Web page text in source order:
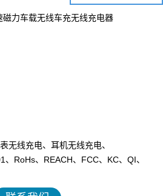
力车载无线车充无线充电器
无线充电、耳机无线充电、
RoHs、REACH、FCC、KC、QI、